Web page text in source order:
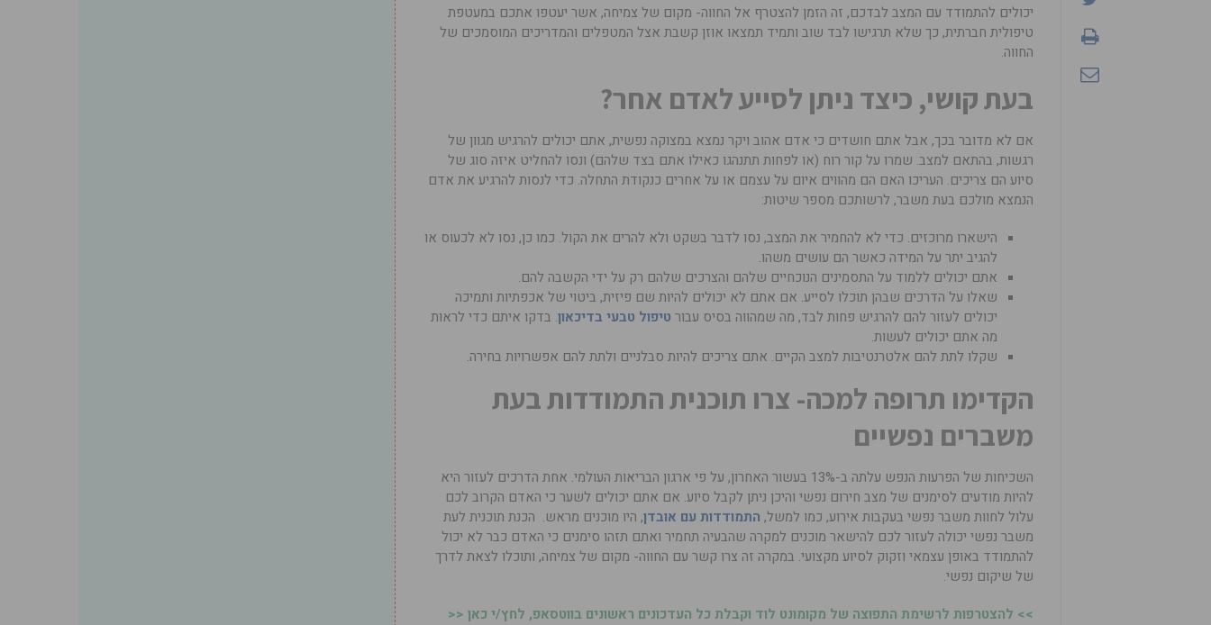
יכולים להתמודד עם המצב לבדכם, זה הזמן להצטרף אל החווה- מקום של צמיחה, אשר יעטפו אתכם במעטפת
טיפולית חברתית, כך שלא תרגישו לבד שוב ותמיד תמצאו אוזן קשבת אצל המטפלים והמדריכים המוסמכים של
החווה.
בעת קושי, כיצד ניתן לסייע לאדם אחר?
אם לא מדובר בכך, אבל אתם חושדים כי אדם אהוב ויקר נמצא במצוקה נפשית, אתם יכולים להרגיש מגוון של
רגשות, בהתאם למצב. שמרו על קור רוח (או לפחות תתנהגו כאילו אתם בצד שלהם) ונסו להחליט איזה סוג של
סיוע הם צריכים. העריכו האם הם מהווים איום על עצמם או על אחרים כנקודת התחלה. כדי לנסות להרגיע את אדם
הנמצא מולכם בעת משבר, לרשותכם מספר שיטות:
הישארו מרוכזים. כדי לא להחמיר את המצב, נסו לדבר בשקט ולא להרים את הקול. כמו כן, נסו לא לכעוס או
להגיב יתר על המידה כאשר הם עושים משהו.
אתם יכולים ללמוד על התסמינים הנוכחיים שלהם והצרכים שלהם רק על ידי הקשבה להם.
שאלו על הדרכים שבהן תוכלו לסייע. אם אתם לא יכולים להיות שם פיזית, ביטוי של אכפתיות ותמיכה
יכולים לעזור להם להרגיש פחות לבד, מה שמהווה בסיס עבור טיפול טבעי בדיכאון. בדקו איתם כדי לראות
מה אתם יכולים לעשות.
שקלו לתת להם אלטרנטיבות למצב הקיים. אתם צריכים להיות סבלניים ולתת להם אפשרויות בחירה.
הקדימו תרופה למכה- צרו תוכנית התמודדות בעת
משברים נפשיים
השכיחות של הפרעות הנפש עלתה ב-13% בעשור האחרון, על פי ארגון הבריאות העולמי. אחת הדרכים לעזור היא
להיות מודעים לסימנים של מצב חירום נפשי והיכן ניתן לקבל סיוע. אם אתם יכולים לשער כי האדם הקרוב לכם
עלול לחוות משבר נפשי בעקבות אירוע, כמו למשל, התמודדות עם אובדן, היו מוכנים מראש. הכנת תוכנית לעת
משבר נפשי יכולה לעזור לכם להישאר מוכנים למקרה שהבעיה תחמיר ואתם תזהו סימנים כי האדם כבר לא יכול
להתמודד באופן עצמאי וזקוק לסיוע מקצועי. במקרה זה צרו קשר עם החווה- מקום של צמיחה, ותוכלו לצאת לדרך
של שיקום נפשי.
>> להצטרפות לרשימת התפוצה של מקומונט לוד וקבלת כל העדכונים ראשונים בווטסאפ, לחץ/י כאן <<